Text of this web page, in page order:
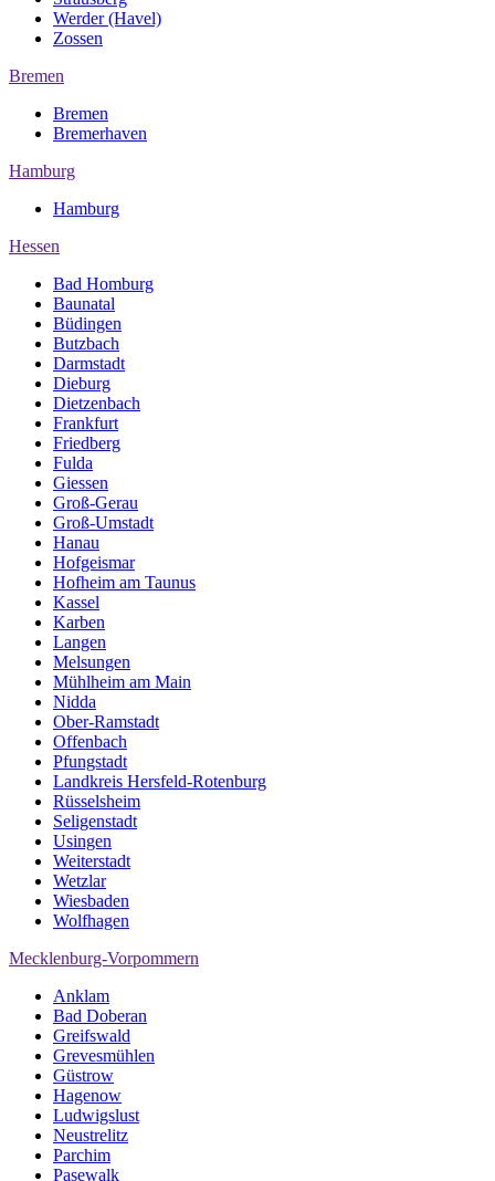
Werder (Havel)
Zossen
Bremen
Bremen
Bremerhaven
Hamburg
Hamburg
Hessen
Bad Homburg
Baunatal
Büdingen
Butzbach
Darmstadt
Dieburg
Dietzenbach
Frankfurt
Friedberg
Fulda
Giessen
Groß-Gerau
Groß-Umstadt
Hanau
Hofgeismar
Hofheim am Taunus
Kassel
Karben
Langen
Melsungen
Mühlheim am Main
Nidda
Ober-Ramstadt
Offenbach
Pfungstadt
Landkreis Hersfeld-Rotenburg
Rüsselsheim
Seligenstadt
Usingen
Weiterstadt
Wetzlar
Wiesbaden
Wolfhagen
Mecklenburg-Vorpommern
Anklam
Bad Doberan
Greifswald
Grevesmühlen
Güstrow
Hagenow
Ludwigslust
Neustrelitz
Parchim
Pasewalk